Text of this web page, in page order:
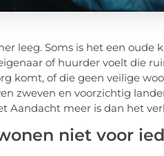
leeg. Soms is het een
of huurder voelt die
komt, of die geen veilige
zweven en voorzichtig
Aandacht meer is dan het
niet voor